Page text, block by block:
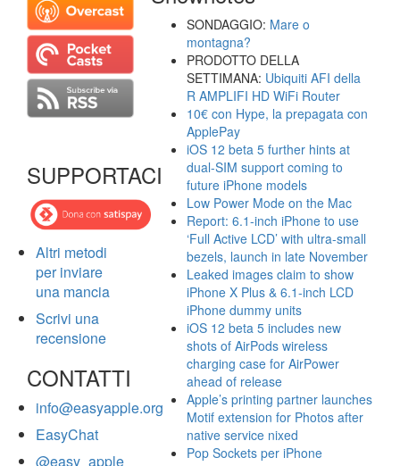
SUPPORTACI
Altri metodi
per inviare
una mancia
Scrivi una
recensione
CONTATTI
info@easyapple.org
EasyChat
@easy_apple
SONDAGGIO: Mare o
montagna?
PRODOTTO DELLA
SETTIMANA: Ubiquiti AFI della
R AMPLIFI HD WiFi Router
10€ con Hype, la prepagata con
ApplePay
iOS 12 beta 5 further hints at
dual-SIM support coming to
future iPhone models
Low Power Mode on the Mac
Report: 6.1-inch iPhone to use
‘Full Active LCD’ with ultra-small
bezels, launch in late November
Leaked images claim to show
iPhone X Plus & 6.1-inch LCD
iPhone dummy units
iOS 12 beta 5 includes new
shots of AirPods wireless
charging case for AirPower
ahead of release
Apple’s printing partner launches
Motif extension for Photos after
native service nixed
Pop Sockets per iPhone